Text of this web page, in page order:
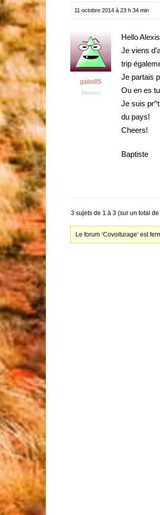
11 octobre 2014 à 23 h 34 min
gabo85
Membre
Hello
Je viens
trip
Je partais
Ou en es
Je suis
du pays!
Cheers!
Baptiste
3 sujets de 1 à 3 (sur un total
Le forum ‘Covoiturage’ est